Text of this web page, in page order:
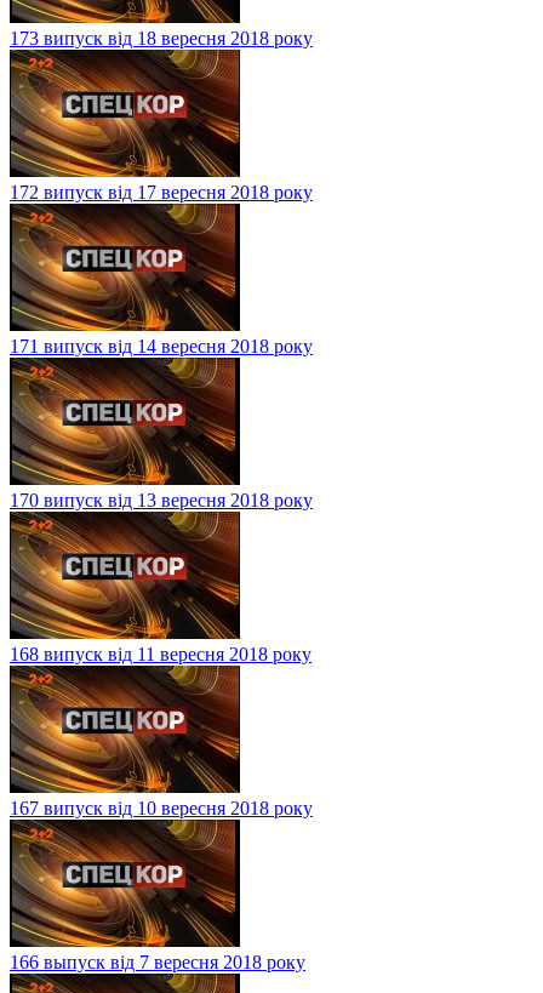
173 випуск від 18 вересня 2018 року
172 випуск від 17 вересня 2018 року
171 випуск від 14 вересня 2018 року
170 випуск від 13 вересня 2018 року
168 випуск від 11 вересня 2018 року
167 випуск від 10 вересня 2018 року
166 выпуск від 7 вересня 2018 року